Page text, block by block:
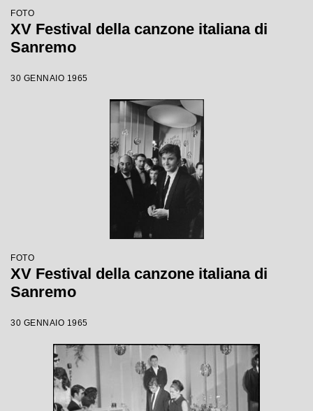
FOTO
XV Festival della canzone italiana di
Sanremo
30 GENNAIO 1965
FOTO
XV Festival della canzone italiana di
Sanremo
30 GENNAIO 1965